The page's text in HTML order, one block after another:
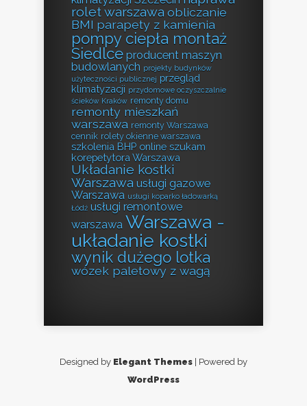
rolet warszawa obliczanie
BMI parapety z kamienia
pompy ciepła montaż
Siedlce producent maszyn
budowlanych projekty budynków
użyteczności publicznej przegląd
klimatyzacji przydomowe oczyszczalnie
ścieków Kraków remonty domu
remonty mieszkań
warszawa remonty Warszawa
cennik rolety okienne warszawa
szkolenia BHP online szukam
korepetytora Warszawa
Układanie kostki
Warszawa usługi gazowe
Warszawa usługi koparko ładowarką
Łódź usługi remontowe
warszawa Warszawa -
układanie kostki
wynik dużego lotka
wózek paletowy z wagą
Designed by Elegant Themes | Powered by
WordPress